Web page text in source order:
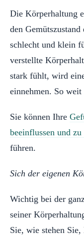
Die Körperhaltung
den
schlecht und klein
verstellte
stark fühlt, wird
einnehmen. So weit
Sie können Ihre
beeinflussen und
führen.
Sich der eigenen
Wichtig bei der
seiner
Sie, wie stehen